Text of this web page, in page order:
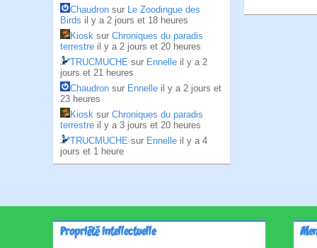
Chaudron sur Le Zoodingue des
Birds il y a 2 jours et 18 heures
Kiosk sur Chroniques du paradis
terrestre il y a 2 jours et 20 heures
TRUCMUCHE sur Ennelle il y a 2
jours et 21 heures
Chaudron sur Ennelle il y a 2 jours et
23 heures
Kiosk sur Chroniques du paradis
terrestre il y a 3 jours et 20 heures
TRUCMUCHE sur Ennelle il y a 4
jours et 1 heure
Propriété intellectuelle